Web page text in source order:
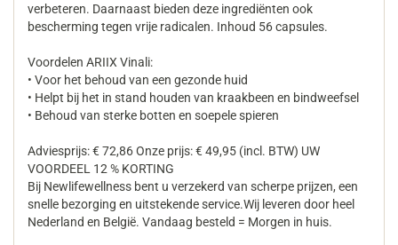
verbeteren. Daarnaast bieden deze ingrediënten ook
bescherming tegen vrije radicalen. Inhoud 56 capsules.
Voordelen ARIIX Vinali:
• Voor het behoud van een gezonde huid
• Helpt bij het in stand houden van kraakbeen en bindweefsel
• Behoud van sterke botten en soepele spieren
Adviesprijs: € 72,86 Onze prijs: € 49,95 (incl. BTW) UW
VOORDEEL 12 % KORTING
Bij Newlifewellness bent u verzekerd van scherpe prijzen, een
snelle bezorging en uitstekende service.Wij leveren door heel
Nederland en België. Vandaag besteld = Morgen in huis.